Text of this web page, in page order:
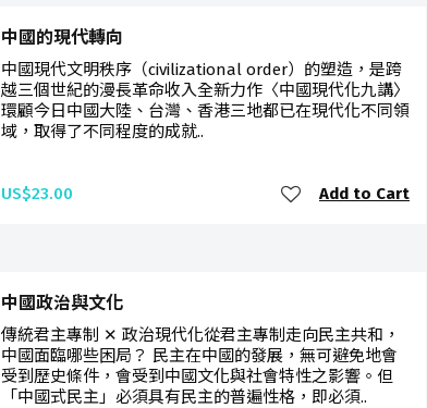
中國的現代轉向
中國現代文明秩序（civilizational order）的塑造，是跨
越三個世紀的漫長革命收入全新力作〈中國現代化九講〉
環顧今日中國大陸、台灣、香港三地都已在現代化不同領
域，取得了不同程度的成就..
US$23.00 Add to Cart
中國政治與文化
傳統君主專制 ✕ 政治現代化從君主專制走向民主共和，
中國面臨哪些困局？ 民主在中國的發展，無可避免地會
受到歷史條件，會受到中國文化與社會特性之影響。但
「中國式民主」必須具有民主的普遍性格，即必須..